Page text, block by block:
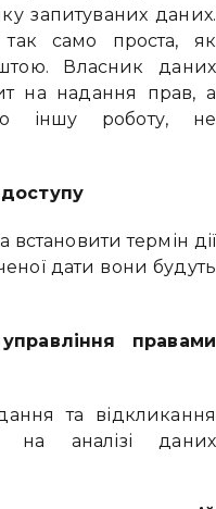
запитуваних даних.
само проста, як
Власник даних
на надання прав, а
іншу роботу, не
термін дії
дати вони будуть
правами
та відкликання
на аналізі даних